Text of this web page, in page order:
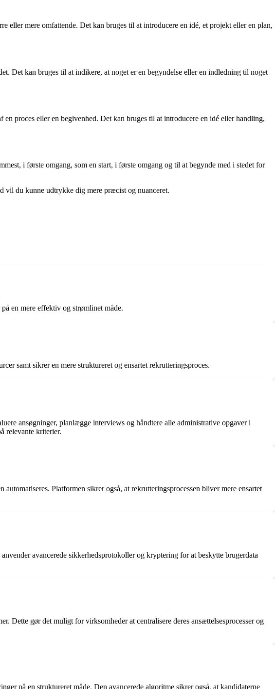
eller mere omfattende. Det kan bruges til at introducere en idé, et projekt eller en plan,
Det kan bruges til at indikere, at noget er en begyndelse eller en indledning til noget
proces eller en begivenhed. Det kan bruges til at introducere en idé eller handling,
i første omgang, som en start, i første omgang og til at begynde med i stedet for
vil du kunne udtrykke dig mere præcist og nuanceret.
en mere effektiv og strømlinet måde.
samt sikrer en mere struktureret og ensartet rekrutteringsproces.
ansøgninger, planlægge interviews og håndtere alle administrative opgaver i
relevante kriterier.
Platformen sikrer også, at rekrutteringsprocessen bliver mere ensartet
avancerede sikkerhedsprotokoller og kryptering for at beskytte brugerdata
Dette gør det muligt for virksomheder at centralisere deres ansættelsesprocesser og
på en struktureret måde. Den avancerede algoritme sikrer også, at kandidaterne